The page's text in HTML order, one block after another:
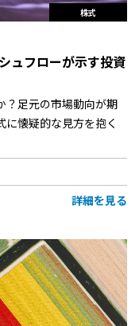
株式
ュフローが示す投資
？足元の市場動向が期
懐疑的な見方を抱く
詳細を見る